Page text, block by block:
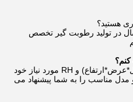
ای هستیم که حدود 13 سال در تولید رطوبت گیر تخصص
لطفاً اندازه منطقه تأمین کننده (طول*عرض*ارتفاع) و RH مورد نیاز خود
مدل مناسب را به شما پیشنهاد می